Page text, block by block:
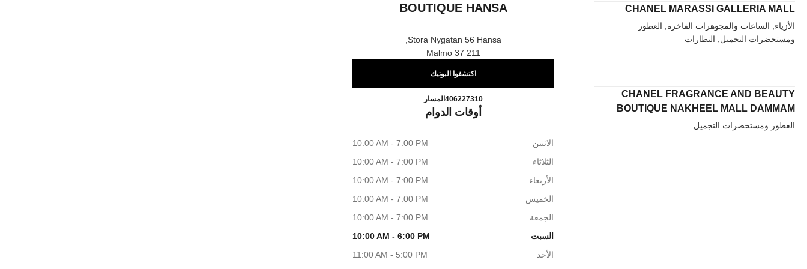
CHANEL MARASSI GALLERIA MALL
الأزياء, الساعات والمجوهرات الفاخرة, العطور
ومستحضرات التجميل, النظارات
CHANEL FRAGRANCE AND BEAUTY
BOUTIQUE NAKHEEL MALL DAMMAM
العطور ومستحضرات التجميل
BOUTIQUE HANSA
Stora Nygatan 56 Hansa,
211 37 Malmo
اكتشفوا البوتيك
اتصال
406227310 المسارCHANEL FRAGRANCE & BEAUTY BOUTIQUE HANSA
أوقات الدوام
الاثنين
10:00 AM - 7:00 PM
الثلاثاء
10:00 AM - 7:00 PM
الأربعاء
10:00 AM - 7:00 PM
الخميس
10:00 AM - 7:00 PM
الجمعة
10:00 AM - 7:00 PM
السبت
10:00 AM - 6:00 PM
الأحد
11:00 AM - 5:00 PM